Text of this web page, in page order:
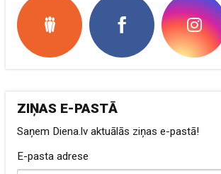
ZIŅAS E-PASTĀ
Saņem Diena.lv aktuālās ziņas e-pastā!
E-pasta adrese